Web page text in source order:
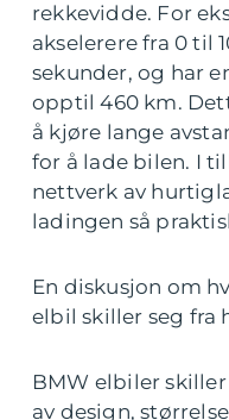
rekkevidde. For
akselerere fra 0 til
sekunder, og har
opptil 460 km.
å kjøre lange
for å lade bilen. I
nettverk av
ladingen så
En diskusjon om
elbil skiller seg fra
BMW elbiler
av design,